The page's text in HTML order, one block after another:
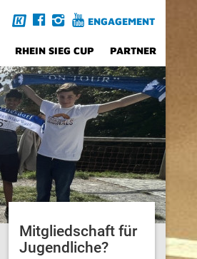
ENGAGEMENT
RHEIN SIEG CUP PARTNER
Mitglied­schaft für
Jugendliche?